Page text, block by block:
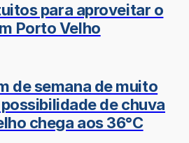
para aproveitar o
Porto Velho
de semana de muito
de chuva
chega aos 36°C